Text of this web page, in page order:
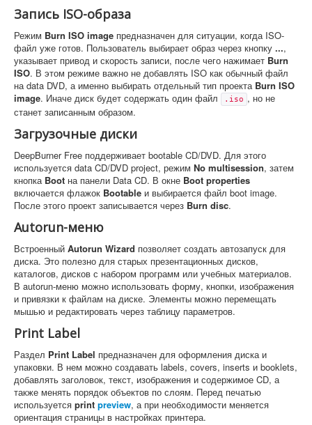
Запись ISO-образа
Режим Burn ISO image предназначен для ситуации, когда ISO-
файл уже готов. Пользователь выбирает образ через кнопку ...,
указывает привод и скорость записи, после чего нажимает Burn
ISO. В этом режиме важно не добавлять ISO как обычный файл
на data DVD, а именно выбирать отдельный тип проекта Burn ISO
image. Иначе диск будет содержать один файл .iso , но не
станет записанным образом.
Загрузочные диски
DeepBurner Free поддерживает bootable CD/DVD. Для этого
используется data CD/DVD project, режим No multisession, затем
кнопка Boot на панели Data CD. В окне Boot properties
включается флажок Bootable и выбирается файл boot image.
После этого проект записывается через Burn disc.
Autorun-меню
Встроенный Autorun Wizard позволяет создать автозапуск для
диска. Это полезно для старых презентационных дисков,
каталогов, дисков с набором программ или учебных материалов.
В autorun-меню можно использовать форму, кнопки, изображения
и привязки к файлам на диске. Элементы можно перемещать
мышью и редактировать через таблицу параметров.
Print Label
Раздел Print Label предназначен для оформления диска и
упаковки. В нем можно создавать labels, covers, inserts и booklets,
добавлять заголовок, текст, изображения и содержимое CD, а
также менять порядок объектов по слоям. Перед печатью
используется print preview, а при необходимости меняется
ориентация страницы в настройках принтера.